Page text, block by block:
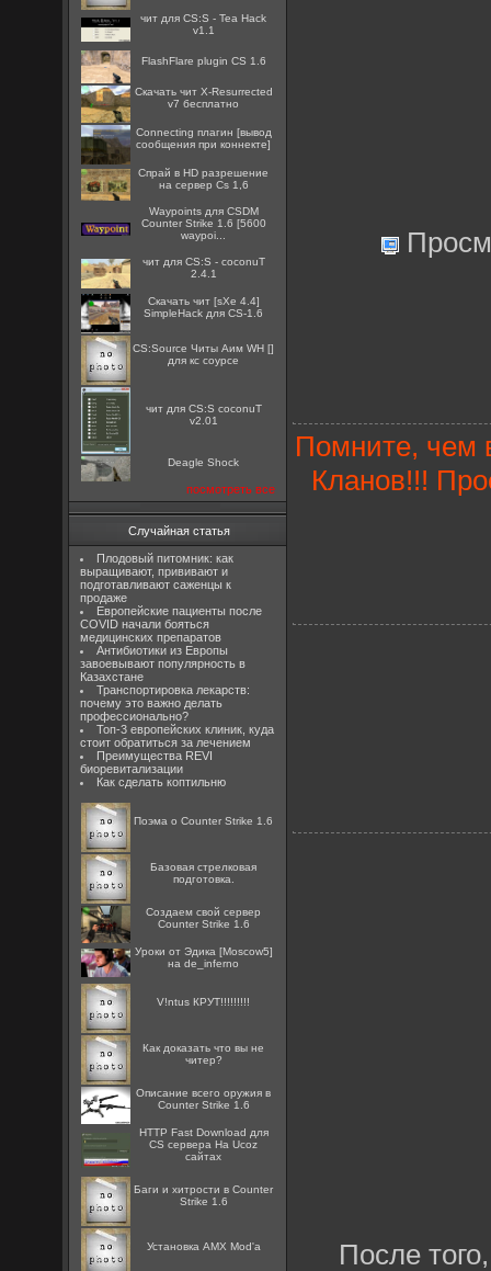
чит для CS:S - Tea Hack
v1.1
FlashFlare plugin CS 1.6
Скачать чит X-Resurrected
v7 бесплатно
Connecting плагин [вывод
сообщения при коннекте]
Спрай в HD разрешение
на сервер Cs 1,6
Waypoints для CSDM
Counter Strike 1.6 [5600
waypoi...
чит для CS:S - coconuT
2.4.1
Скачать чит [sXe 4.4]
SimpleHack для CS-1.6
CS:Source Читы Аим WH []
для кс соурсе
чит для CS:S coconuT
v2.01
Deagle Shock
посмотреть все
Случайная статья
Плодовый питомник: как
выращивают, прививают и
подготавливают саженцы к
продаже
Европейские пациенты после
COVID начали бояться
медицинских препаратов
Антибиотики из Европы
завоевывают популярность в
Казахстане
Транспортировка лекарств:
почему это важно делать
профессионально?
Топ-3 европейских клиник, куда
стоит обратиться за лечением
Преимущества REVI
биоревитализации
Как сделать коптильню
Поэма о Counter Strike 1.6
Базовая стрелковая
подготовка.
Создаем свой сервер
Counter Strike 1.6
Уроки от Эдика [Moscow5]
на de_inferno
V!ntus КРУТ!!!!!!!!!
Как доказать что вы не
читер?
Описание всего оружия в
Counter Strike 1.6
HTTP Fast Download для
CS сервера На Ucoz
сайтах
Баги и хитрости в Counter
Strike 1.6
Установка AMX Mod'a
Помните, чем
Кланов!!!
После